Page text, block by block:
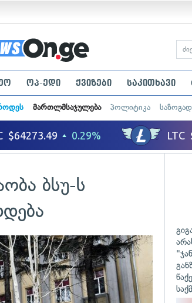
ოპ-ედი ქვიზები საკითხავი
მართლმსაჯულება პოლიტიკა
ბსუ-ს